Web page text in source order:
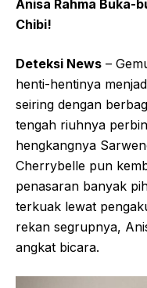
Anisa Rahma Buka-
Chibi!
Deteksi News –
henti-hentinya
seiring dengan
tengah riuhnya
hengkangnya
Cherrybelle pun
penasaran banyak
terkuak lewat
rekan segrupnya,
angkat bicara.